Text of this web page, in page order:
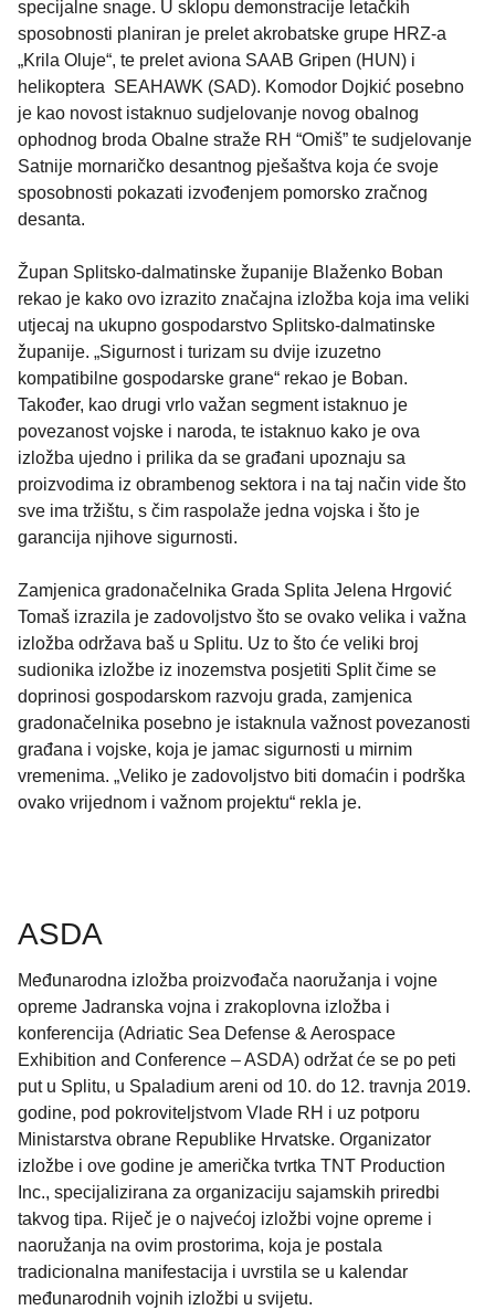
specijalne snage. U sklopu demonstracije letačkih
sposobnosti planiran je prelet akrobatske grupe HRZ-a
„Krila Oluje“, te prelet aviona SAAB Gripen (HUN) i
helikoptera SEAHAWK (SAD). Komodor Dojkić posebno
je kao novost istaknuo sudjelovanje novog obalnog
ophodnog broda Obalne straže RH “Omiš” te sudjelovanje
Satnije mornaričko desantnog pješaštva koja će svoje
sposobnosti pokazati izvođenjem pomorsko zračnog
desanta.
Župan Splitsko-dalmatinske županije Blaženko Boban
rekao je kako ovo izrazito značajna izložba koja ima veliki
utjecaj na ukupno gospodarstvo Splitsko-dalmatinske
županije. „Sigurnost i turizam su dvije izuzetno
kompatibilne gospodarske grane“ rekao je Boban.
Također, kao drugi vrlo važan segment istaknuo je
povezanost vojske i naroda, te istaknuo kako je ova
izložba ujedno i prilika da se građani upoznaju sa
proizvodima iz obrambenog sektora i na taj način vide što
sve ima tržištu, s čim raspolaže jedna vojska i što je
garancija njihove sigurnosti.
Zamjenica gradonačelnika Grada Splita Jelena Hrgović
Tomaš izrazila je zadovoljstvo što se ovako velika i važna
izložba održava baš u Splitu. Uz to što će veliki broj
sudionika izložbe iz inozemstva posjetiti Split čime se
doprinosi gospodarskom razvoju grada, zamjenica
gradonačelnika posebno je istaknula važnost povezanosti
građana i vojske, koja je jamac sigurnosti u mirnim
vremenima. „Veliko je zadovoljstvo biti domaćin i podrška
ovako vrijednom i važnom projektu“ rekla je.
ASDA
Međunarodna izložba proizvođača naoružanja i vojne
opreme Jadranska vojna i zrakoplovna izložba i
konferencija (Adriatic Sea Defense & Aerospace
Exhibition and Conference – ASDA) održat će se po peti
put u Splitu, u Spaladium areni od 10. do 12. travnja 2019.
godine, pod pokroviteljstvom Vlade RH i uz potporu
Ministarstva obrane Republike Hrvatske. Organizator
izložbe i ove godine je američka tvrtka TNT Production
Inc., specijalizirana za organizaciju sajamskih priredbi
takvog tipa. Riječ je o najvećoj izložbi vojne opreme i
naoružanja na ovim prostorima, koja je postala
tradicionalna manifestacija i uvrstila se u kalendar
međunarodnih vojnih izložbi u svijetu.